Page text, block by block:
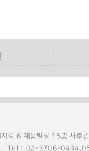
로 6 재능빌딩 15층 사후
Tel : 02-3706-